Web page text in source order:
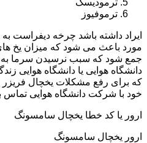
ترمودیسک
ترموفیوز
ایراد داشته باشد چرخه دیفراست
مورد باعث می شود که میزان یخ های
جمع شود که سبب نرسیدن سرما به
دانشگاه هوایی یا دانشگاه هوایی
که برای رفع مشکلات یخچال فریزر
خود با شرکت دانشگاه هوایی تماس
ارور یا کد خطا یخچال سامسونگ
ارور یخچال سامسونگ